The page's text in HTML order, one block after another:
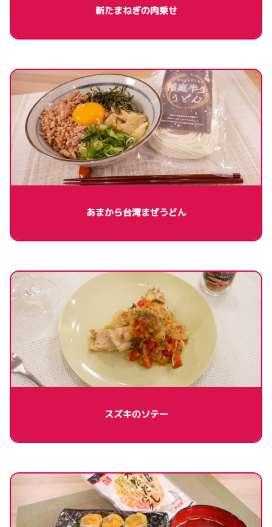
新たまねぎの肉乗せ
あまから台湾まぜうどん
スズキのソテー